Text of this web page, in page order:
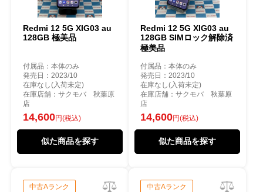
Redmi 12 5G XIG03 au
128GB 極美品
付属品：本体のみ
発売日：2023/10
在庫なし(入荷未定)
在庫店舗：サクモバ 秋葉原
店
14,600円(税込)
似た商品を探す
Redmi 12 5G XIG03 au
128GB SIMロック解除済
極美品
付属品：本体のみ
発売日：2023/10
在庫なし(入荷未定)
在庫店舗：サクモバ 秋葉原
店
14,600円(税込)
似た商品を探す
中古Aランク
中古Aランク